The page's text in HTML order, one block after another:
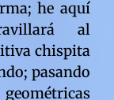
he aquí
al
chispita
pasando